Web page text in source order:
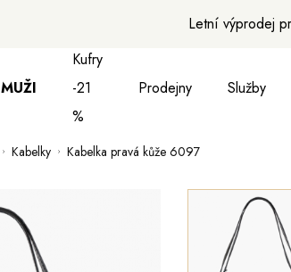
Letní výprodej
Bundy, kabáty a saka Sukně, vesty a košile
MUŽI
Bundy, kabáty a vesty
Kufry
-21
%
Prodejny Služby
Kabelky Kabelka pravá kůže 6097